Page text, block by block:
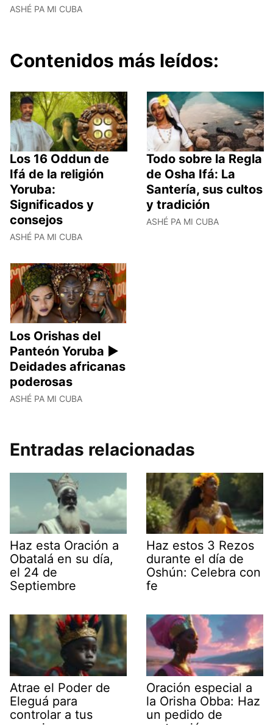
ASHÉ PA MI CUBA
Contenidos más leídos:
Los 16 Oddun de
Ifá de la religión
Yoruba:
Significados y
consejos
ASHÉ PA MI CUBA
Todo sobre la Regla
de Osha Ifá: La
Santería, sus cultos
y tradición
ASHÉ PA MI CUBA
Los Orishas del
Panteón Yoruba ►
Deidades africanas
poderosas
ASHÉ PA MI CUBA
Entradas relacionadas
Haz esta Oración a
Obatalá en su día,
el 24 de
Septiembre
Haz estos 3 Rezos
durante el día de
Oshún: Celebra con
fe
Atrae el Poder de
Eleguá para
controlar a tus
Oración especial a
la Orisha Obba: Haz
un pedido de